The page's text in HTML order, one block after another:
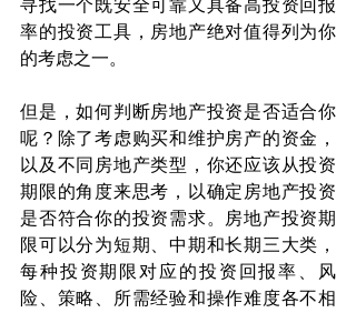
寻找一个既安全可靠又具备高投资回报
率的投资工具，房地产绝对值得列为你
的考虑之一。
但是，如何判断房地产投资是否适合你
呢？除了考虑购买和维护房产的资金，
以及不同房地产类型，你还应该从投资
期限的角度来思考，以确定房地产投资
是否符合你的投资需求。房地产投资期
限可以分为短期、中期和长期三大类，
每种投资期限对应的投资回报率、风
险、策略、所需经验和操作难度各不相